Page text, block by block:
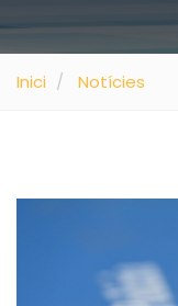
Inici Notícies